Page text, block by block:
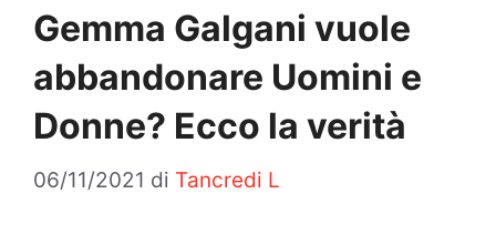
Gemma Galgani vuole
abbandonare Uomini e
Donne? Ecco la verità
06/11/2021 di Tancredi L